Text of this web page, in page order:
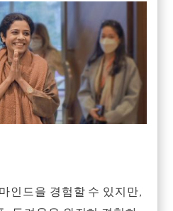
인드을 경험할 수 있지만,